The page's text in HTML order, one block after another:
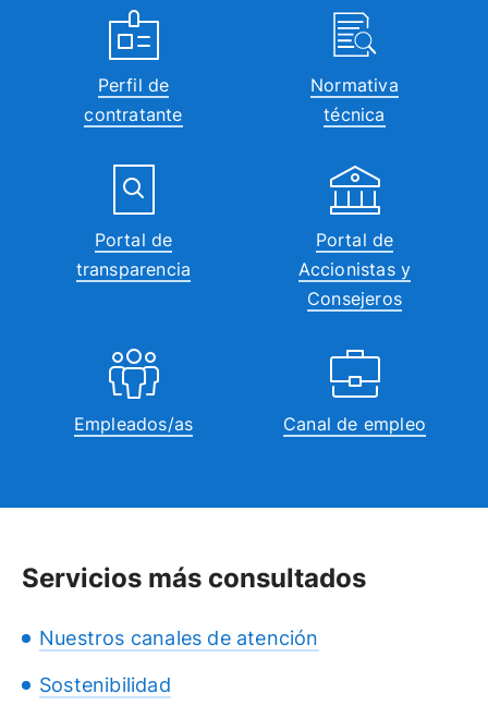
Perfil de
contratante
Normativa
técnica
Portal de
transparencia
Portal de
Accionistas y
Consejeros
Empleados/as Canal de empleo
Servicios más consultados
Nuestros canales de atención
Sostenibilidad